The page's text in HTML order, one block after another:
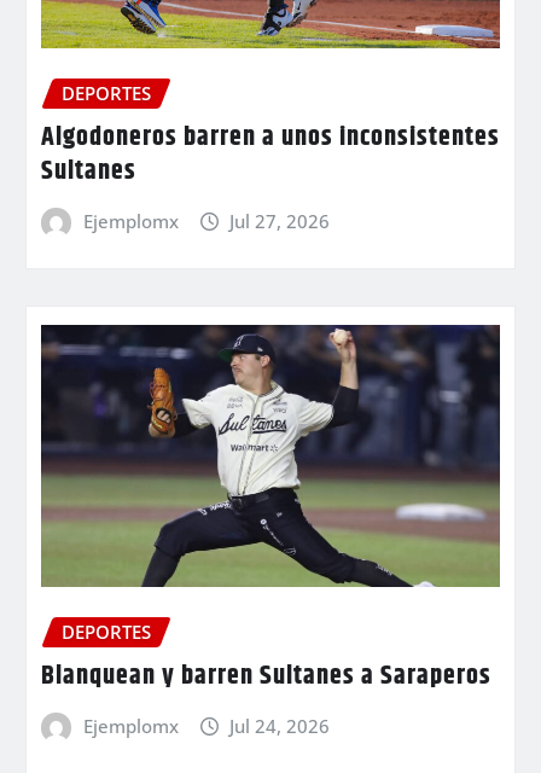
DEPORTES
Algodoneros barren a unos inconsistentes
Sultanes
Ejemplomx Jul 27, 2026
DEPORTES
Blanquean y barren Sultanes a Saraperos
Ejemplomx Jul 24, 2026